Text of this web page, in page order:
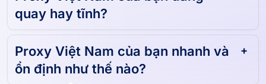
quay hay tĩnh?
Proxy Việt Nam của bạn nhanh và
ổn định như thế nào?